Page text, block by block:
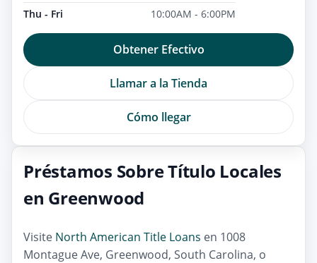
Thu - Fri
10:00AM - 6:00PM
Obtener Efectivo
Llamar a la Tienda
Cómo llegar
Préstamos Sobre Título Locales
en Greenwood
Visite North American Title Loans en 1008
Montague Ave, Greenwood, South Carolina, o